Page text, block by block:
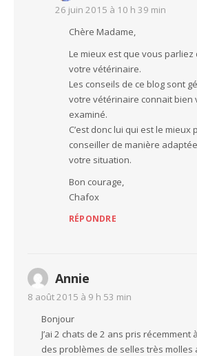
26 juin 2015 à 10 h 39 min
Chère Madame,
Le mieux est que vous parliez
votre vétérinaire.
Les conseils de ce blog sont
votre vétérinaire connait bien
examiné.
C’est donc lui qui est le mieux
conseiller de manière
votre situation.
Bon courage,
Chafox
RÉPONDRE
Annie
8 août 2015 à 9 h 53 min
Bonjour
J’ai 2 chats de 2 ans pris récemment
des problèmes de selles très